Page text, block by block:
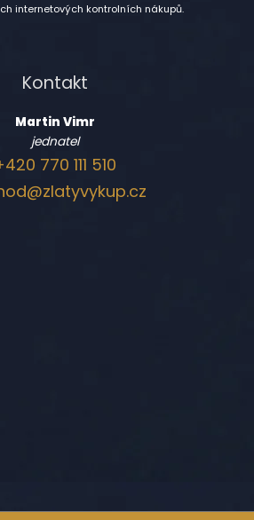
internetových kontrolních nákupů.
Kontakt
Martin Vimr
jednatel
770 111 510